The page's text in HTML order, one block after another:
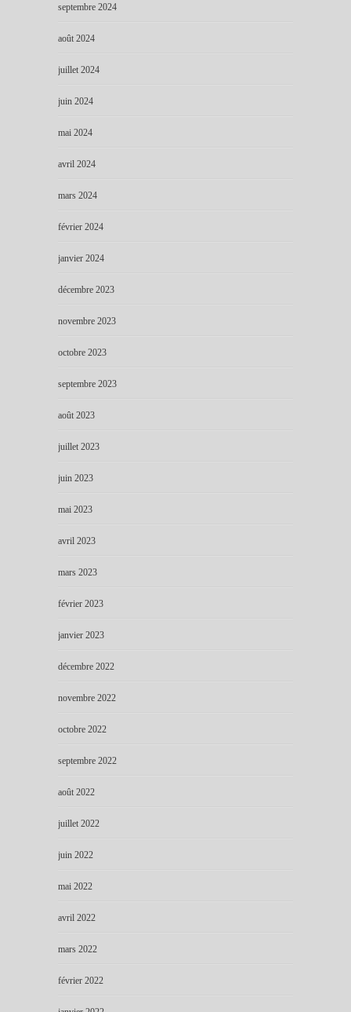
septembre 2024
août 2024
juillet 2024
juin 2024
mai 2024
avril 2024
mars 2024
février 2024
janvier 2024
décembre 2023
novembre 2023
octobre 2023
septembre 2023
août 2023
juillet 2023
juin 2023
mai 2023
avril 2023
mars 2023
février 2023
janvier 2023
décembre 2022
novembre 2022
octobre 2022
septembre 2022
août 2022
juillet 2022
juin 2022
mai 2022
avril 2022
mars 2022
février 2022